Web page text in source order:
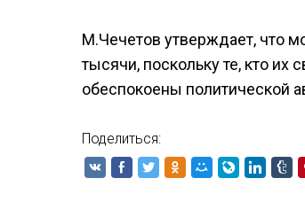
М.Чечетов утверждает, что
тысячи, поскольку те, кто
обеспокоены политической
Поделиться: